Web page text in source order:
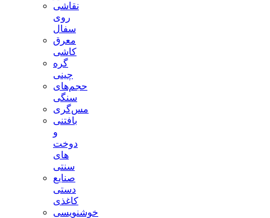
نقاشی
روی
سفال
معرق
کاشی
گره
چینی
حجم‌های
سنگی
مس‌گری
بافتنی‌
و
دوخت
های
سنتی
صنایع
دستی
کاغذی
خوشنویسی